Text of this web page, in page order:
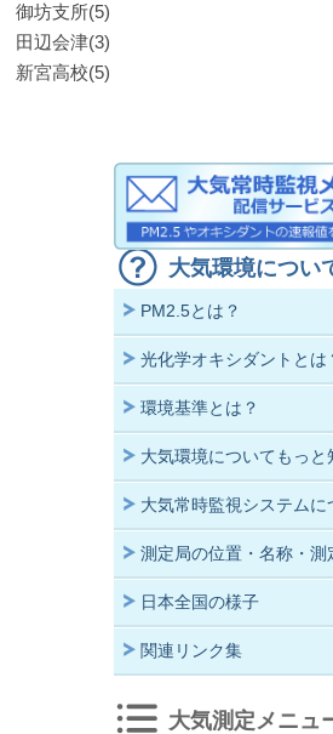
御坊支所(5)
田辺会津(3)
新宮高校(5)
大気環境につい
PM2.5とは？
光化学オキシダントとは
環境基準とは？
大気環境についてもっと
大気常時監視システムに
測定局の位置・名称・測
日本全国の様子
関連リンク集
大気測定メニュ